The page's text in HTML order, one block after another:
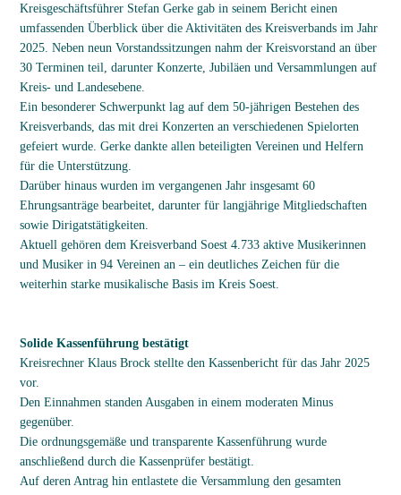
Kreisgeschäftsführer Stefan Gerke gab in seinem Bericht einen
umfassenden Überblick über die Aktivitäten des Kreisverbands im Jahr
2025. Neben neun Vorstandssitzungen nahm der Kreisvorstand an über
30 Terminen teil, darunter Konzerte, Jubiläen und Versammlungen auf
Kreis- und Landesebene.
Ein besonderer Schwerpunkt lag auf dem 50-jährigen Bestehen des
Kreisverbands, das mit drei Konzerten an verschiedenen Spielorten
gefeiert wurde. Gerke dankte allen beteiligten Vereinen und Helfern
für die Unterstützung.
Darüber hinaus wurden im vergangenen Jahr insgesamt 60
Ehrungsanträge bearbeitet, darunter für langjährige Mitgliedschaften
sowie Dirigatstätigkeiten.
Aktuell gehören dem Kreisverband Soest 4.733 aktive Musikerinnen
und Musiker in 94 Vereinen an – ein deutliches Zeichen für die
weiterhin starke musikalische Basis im Kreis Soest.
Solide Kassenführung bestätigt
Kreisrechner Klaus Brock stellte den Kassenbericht für das Jahr 2025
vor.
Den Einnahmen standen Ausgaben in einem moderaten Minus
gegenüber.
Die ordnungsgemäße und transparente Kassenführung wurde
anschließend durch die Kassenprüfer bestätigt.
Auf deren Antrag hin entlastete die Versammlung den gesamten